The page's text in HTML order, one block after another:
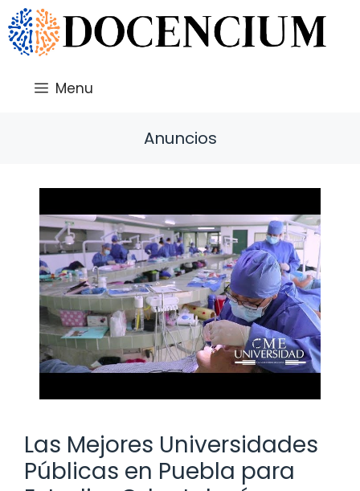
Saltar
al
contenido
Menu
Anuncios
Las Mejores Universidades
Públicas en Puebla para